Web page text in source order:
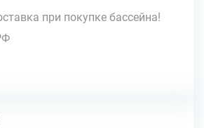
при покупке бассейна!